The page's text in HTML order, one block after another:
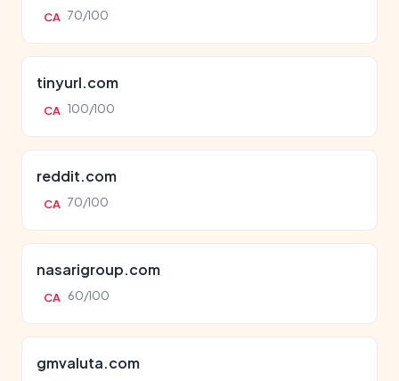
CA 70/100
tinyurl.com
CA 100/100
reddit.com
CA 70/100
nasarigroup.com
CA 60/100
gmvaluta.com